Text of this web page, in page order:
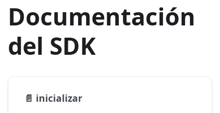
Documentación
del SDK
📄️ inicializar